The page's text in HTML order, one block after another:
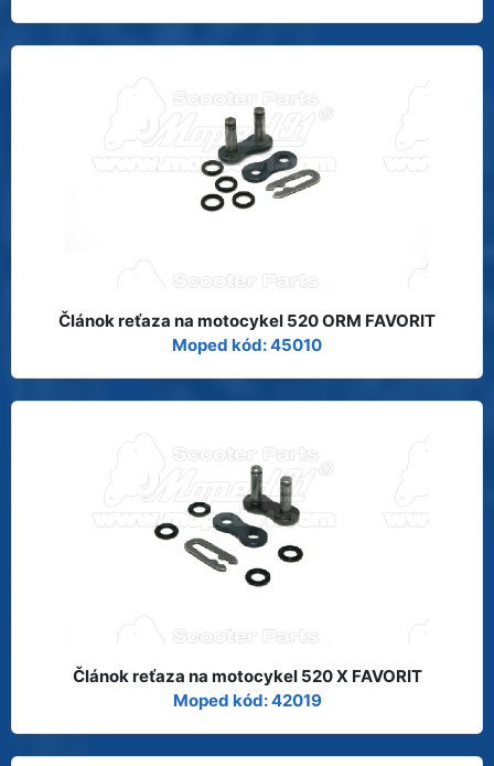
Článok reťaza na motocykel 520 ORM FAVORIT
Moped kód: 45010
Článok reťaza na motocykel 520 X FAVORIT
Moped kód: 42019